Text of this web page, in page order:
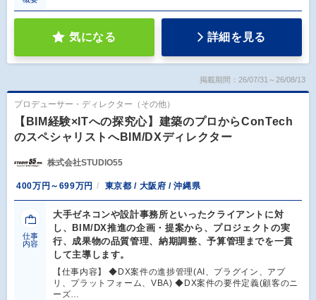
気になる 詳細を見る
掲載期間：26/07/31～26/08/13
プロデューサー・ディレクター（その他）
【BIM経験×ITへの探究心】建築のプロからConTech
のスペシャリストへBIM/DXディレクター
株式会社STUDIO55
400万円～699万円 東京都 / 大阪府 / 沖縄県
仕事
内容
大手ゼネコンや設計事務所といったクライアントに対
し、BIM/DX推進の企画・提案から、プロジェクトの実
行、成果物の品質管理、納期調整、予算管理までを一貫
して主導します。
【仕事内容】 ◆DX案件の進捗管理(AI、プラグイン、アプ
リ、プラットフォーム、VBA) ◆DX案件の要件定義(顧客のニ
ーズ…